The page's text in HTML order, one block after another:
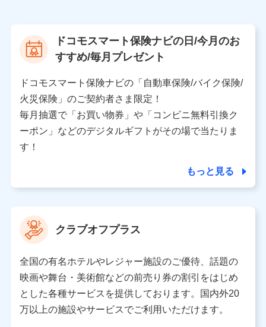
当社又は株式会社NTTドコモが提供する保険関連サービ
スにおけるユーザ登録受付および管理のため
を受けている保険会社・提携会社の保険その他に関する
情報を提供するため、また維持管理等の委託業務遂行の
ため、またそれらに付帯、関連する当社、株式会社NTT
ドコモおよび提携会社のサービスを案内、提供するため
（各サービスで取得したサービス利用履歴、ウェブサイ
トの閲覧履歴、購買履歴、ご契約内容等のパーソナルデ
ータを分析して、お客さまの趣味・嗜好・傾向に応じた
上記に係る案内・手続き・管理等付帯業務を行うため
【当該個人データの管理について責任を有する者の名称・住
所・代表者名】
当該個人データを取り扱う各共同利用者（詳細は次のとお
り）
東京都千代田区永田町2丁目11番1号 山王パークタワー
株式会社NTTドコモ 代表取締役社長 前田 義晃
ドコモスマート保険ナビの日/今月のお
すすめ/毎月プレゼント
ドコモスマート保険ナビの「自動車保険/バイク保険/
火災保険」のご契約者さま限定！
毎月抽選で「お買い物券」や「コンビニ無料引換ク
ーポン」などのデジタルギフトがその場で当たりま
す！
もっと見る
クラブオフプラス
全国の有名ホテルやレジャー施設のご優待、話題の
映画や舞台・美術館などの前売り券の割引をはじめ
とした各種サービスを提供しております。国内外20
万以上の施設やサービスでご利用いただけます。